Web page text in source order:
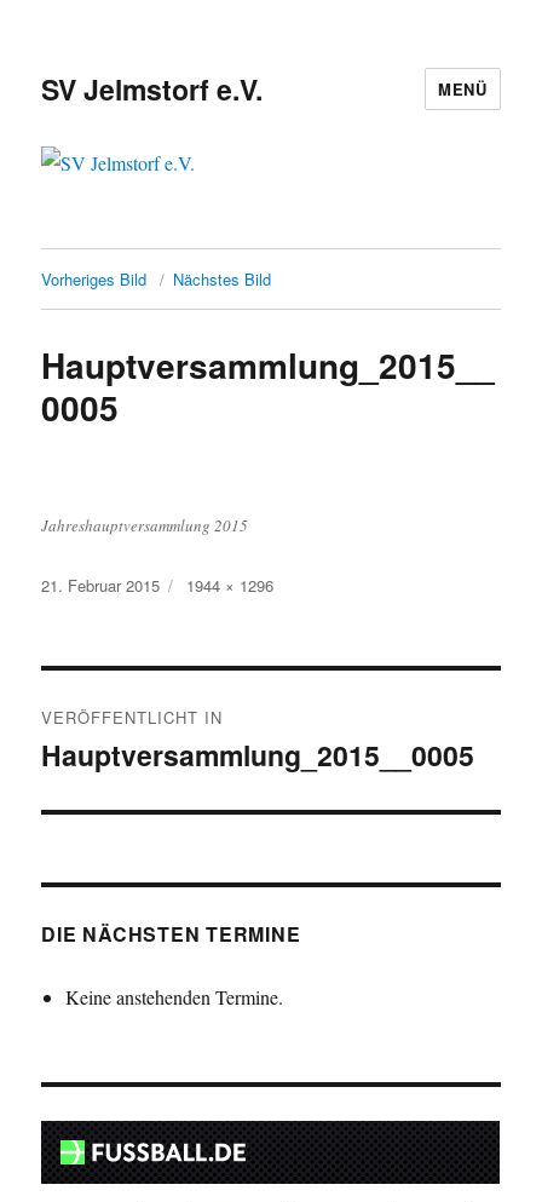
SV Jelmstorf e.V. MENÜ
Vorheriges Bild Nächstes Bild
Hauptversammlung_2015__
0005
Jahreshauptversammlung 2015
Veröffentlicht
21. Februar 2015 Originalgröße
1944 × 1296
VERÖFFENTLICHT IN
Hauptversammlung_2015__0005
DIE NÄCHSTEN TERMINE
Keine anstehenden Termine.